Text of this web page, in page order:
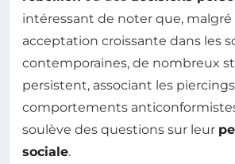
intéressant de noter que, malgré
acceptation croissante dans les
contemporaines, de nombreux
persistent, associant les
comportements
soulève des questions sur leur
sociale.